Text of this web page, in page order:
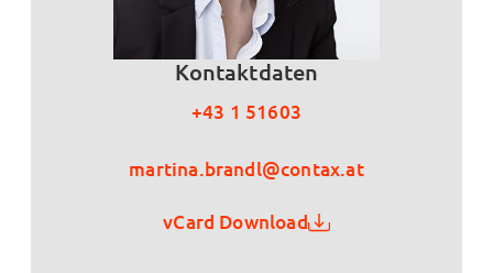
Kontaktdaten
+43 1 51603
martina.brandl@contax.at
vCard Download